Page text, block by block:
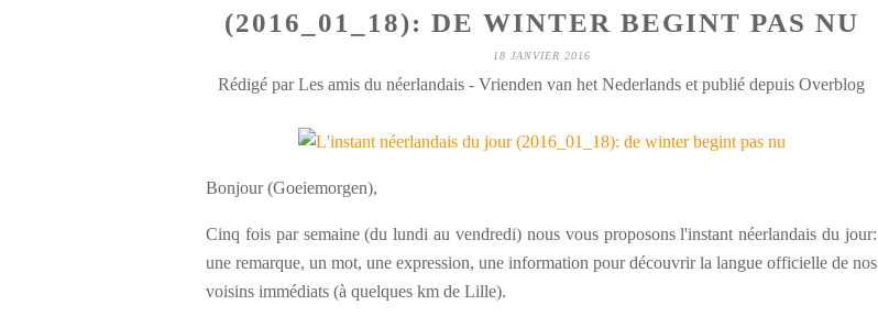
(2016_01_18): DE WINTER BEGINT PAS NU
18 JANVIER 2016
Rédigé par Les amis du néerlandais - Vrienden van het Nederlands et publié depuis Overblog
Bonjour (Goeiemorgen),
Cinq fois par semaine (du lundi au vendredi) nous vous proposons l'instant néerlandais du jour:
une remarque, un mot, une expression, une information pour découvrir la langue officielle de nos
voisins immédiats (à quelques km de Lille).